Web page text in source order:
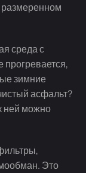
среда с
прогревается,
зимние
асфальт?
ней можно
Это